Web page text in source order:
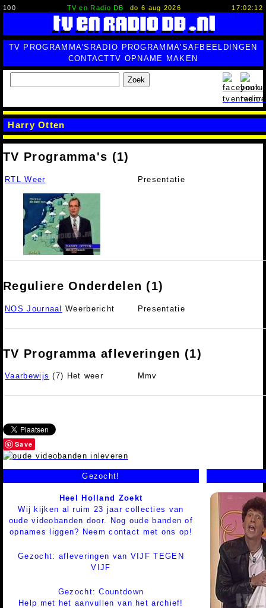
100 TV en Radio DB do 6 aug 2026 17:02:13
TV PROGRAMMA'S RADIO PROGRAMMA'SAFBEELDINGEN
CONTACTTV OPNAME MAKEN
Zoek
Harry Otten
TV Programma's (1)
RTL Weer Presentatie
Reguliere Onderdelen (1)
NOS Journaal Weerbericht Presentatie
TV Programma afleveringen (1)
Vaarbewijs (7) Het weer Mmv
Save
Gezocht!
Heel Holland Zoekt
Wij kijken al ruim 23 jaar collecties van
oude videobanden door. Nog oude banden of
opnames liggen? Neem contact met ons op!
Gezocht: afleveringen van VIJF TEGEN
VIJF
Gezocht: Countdown
Help met het aanvullen van het archief!